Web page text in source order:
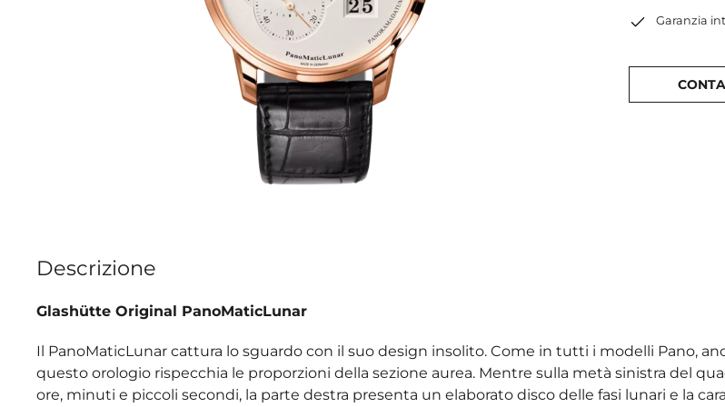
Garanzia
Descrizione
Glashütte Original PanoMaticLunar
Il PanoMaticLunar cattura lo sguardo con il suo design insolito. Come in tutti i modelli Pano,
questo orologio rispecchia le proporzioni della sezione aurea. Mentre sulla metà sinistra del
ore, minuti e piccoli secondi, la parte destra presenta un elaborato disco delle fasi lunari e la